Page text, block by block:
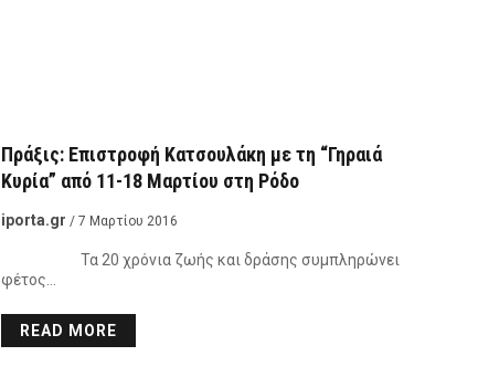
Πράξις: Επιστροφή Κατσουλάκη με τη “Γηραιά
Κυρία” από 11-18 Μαρτίου στη Ρόδο
iporta.gr / 7 Μαρτίου 2016
Τα 20 χρόνια ζωής και δράσης συμπληρώνει
φέτος…
READ MORE